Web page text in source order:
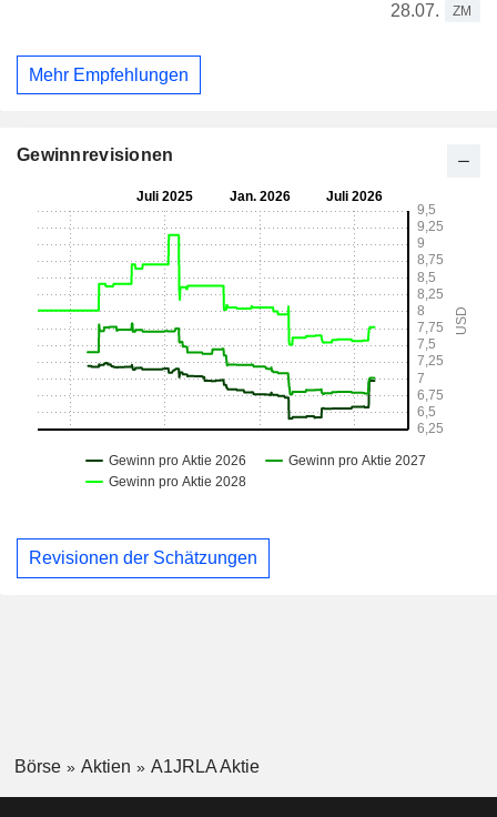
28.07.
ZM
Mehr Empfehlungen
Gewinnrevisionen
Revisionen der Schätzungen
Börse Aktien A1JRLA Aktie